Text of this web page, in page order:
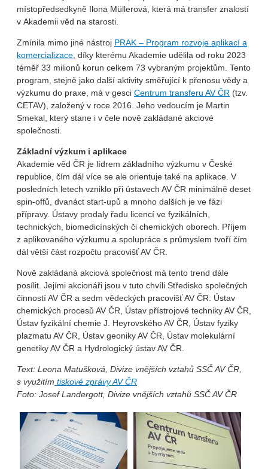
místopředsedkyně Ilona Müllerová, která má transfer znalostí
v Akademii věd na starosti.
Zmínila mimo jiné nástroj PRAK – Program rozvoje aplikací a
komercializace, díky kterému Akademie udělila od roku 2023
téměř 33 milionů korun celkem 73 vybraným projektům. Tento
program, stejně jako další aktivity směřující k přenosu vědy a
výzkumu do praxe, má v gesci Centrum transferu AV ČR (tzv.
CETAV), založený v roce 2016. Jeho vedoucím je Martin
Smekal, který stane i v čele nově zakládané akciové
společnosti.
Základní výzkum i aplikace
Akademie věd ČR je lídrem základního výzkumu v České
republice, čím dál více se ale orientuje také na aplikace. V
posledních letech vzniklo při ústavech AV ČR minimálně deset
spin-offů, dvanáct start-upů a mnoho dalších je ve fázi
přípravy. Ústavy prodaly řadu licencí ve fyzikálních,
technických, biomedicínských či chemických oborech. Příjem
z aplikovaného výzkumu a spolupráce s průmyslem tvoří čím
dál větší část rozpočtu pracovišť AV ČR.
Nově zakládaná akciová společnost má tento trend dále
posílit. Jejími akcionáři jsou v tuto chvíli Středisko společných
činností AV ČR a sedm vědeckých pracovišť AV ČR: Ústav
chemických procesů AV ČR, Ústav přístrojové techniky AV ČR,
Ústav fyzikální chemie J. Heyrovského AV ČR, Ústav fyziky
plazmatu AV ČR, Ústav geoniky AV ČR, Ústav molekulární
genetiky AV ČR a Hydrologický ústav AV ČR.
Text: Leona Matušková, Divize vnějších vztahů SSČ AV ČR,
s využitím tiskové zprávy AV ČR
Foto: Josef Landergott, Divize vnějších vztahů SSČ AV ČR